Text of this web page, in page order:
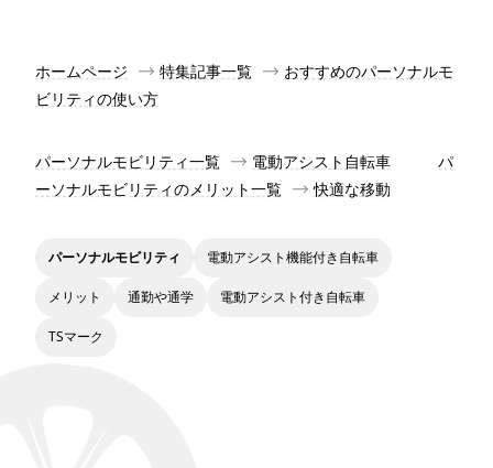
ホームページ 特集記事一覧
おすすめのパーソナルモ
ビリティの使い方
パーソナルモビリティ一覧 電動アシスト自転車
パ
ーソナルモビリティのメリット一覧
快適な移動
パーソナルモビリティ 電動アシスト機能付き自転車
メリット 通勤や通学 電動アシスト付き自転車
TSマーク